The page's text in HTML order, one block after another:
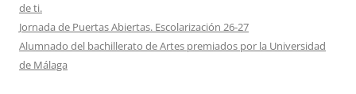
de ti.
Jornada de Puertas Abiertas. Escolarización 26-27
Alumnado del bachillerato de Artes premiados por la Universidad
de Málaga